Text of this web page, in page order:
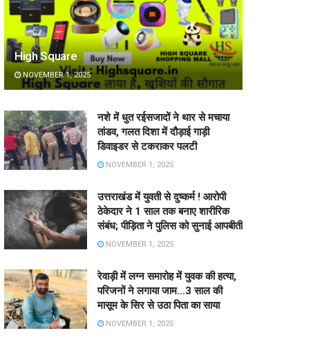
High Square
NOVEMBER 1, 2025
नशे में धुत रईसजादों ने थार से मचाया
तांडव, गलत दिशा में दौड़ाई गाड़ी
डिवाइडर से टकराकर पलटी
NOVEMBER 1, 2025
उत्तराखंड में युवती से दुष्कर्म ! आरोपी
ठेकेदार ने 1 साल तक बनाए शारीरिक
संबंध; पीड़िता ने पुलिस को सुनाई आपबीती
NOVEMBER 1, 2025
रेवाड़ी में लग्न समारोह में युवक की हत्या,
परिजनों ने लगाया जाम…3 साल की
मासूम के सिर से उठा पिता का साया
NOVEMBER 1, 2025